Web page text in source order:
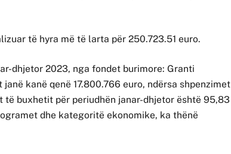
të hyra më të larta për 250.723.51 euro.
dhjetor 2023, nga fondet burimore: Granti
kanë qenë 17.800.766 euro, ndërsa shpenzimet
të buxhetit për periudhën janar-dhjetor është 95,83
dhe kategoritë ekonomike, ka thënë